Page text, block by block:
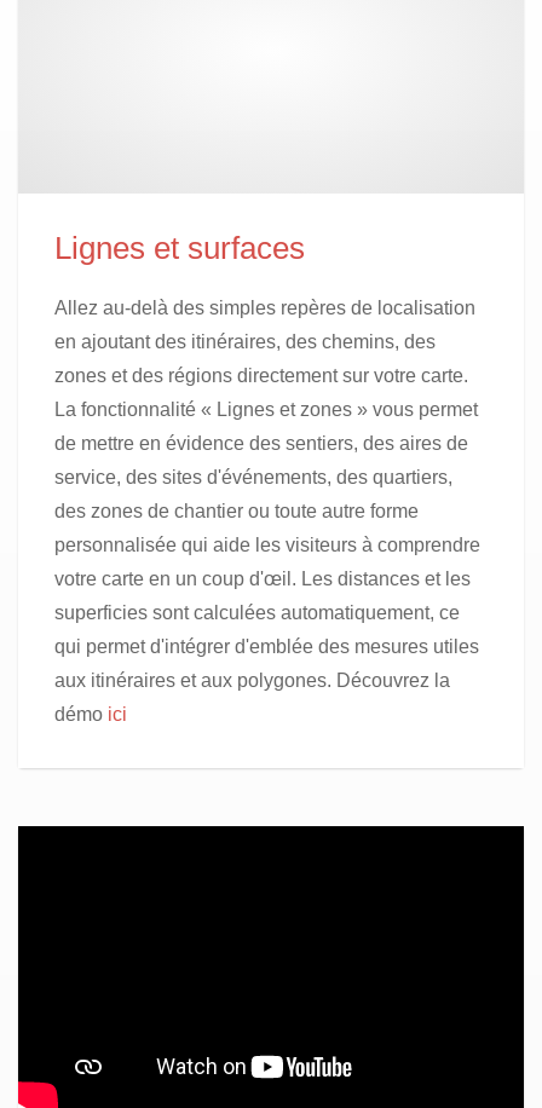
Lignes et surfaces
Allez au-delà des simples repères de localisation
en ajoutant des itinéraires, des chemins, des
zones et des régions directement sur votre carte.
La fonctionnalité « Lignes et zones » vous permet
de mettre en évidence des sentiers, des aires de
service, des sites d'événements, des quartiers,
des zones de chantier ou toute autre forme
personnalisée qui aide les visiteurs à comprendre
votre carte en un coup d'œil. Les distances et les
superficies sont calculées automatiquement, ce
qui permet d'intégrer d'emblée des mesures utiles
aux itinéraires et aux polygones. Découvrez la
démo ici